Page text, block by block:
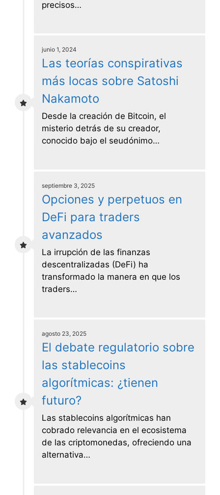
precisos…
junio 1, 2024
Las teorías conspirativas
más locas sobre Satoshi
Nakamoto
Desde la creación de Bitcoin, el
misterio detrás de su creador,
conocido bajo el seudónimo…
septiembre 3, 2025
Opciones y perpetuos en
DeFi para traders
avanzados
La irrupción de las finanzas
descentralizadas (DeFi) ha
transformado la manera en que los
traders…
agosto 23, 2025
El debate regulatorio sobre
las stablecoins
algorítmicas: ¿tienen
futuro?
Las stablecoins algorítmicas han
cobrado relevancia en el ecosistema
de las criptomonedas, ofreciendo una
alternativa…